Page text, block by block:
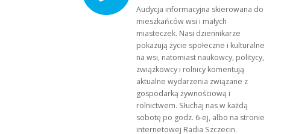
Audycja informacyjna skierowana do
mieszkańców wsi i małych
miasteczek. Nasi dziennikarze
pokazują życie społeczne i kulturalne
na wsi, natomiast naukowcy, politycy,
związkowcy i rolnicy komentują
aktualne wydarzenia związane z
gospodarką żywnościową i
rolnictwem. Słuchaj nas w każdą
sobotę po godz. 6-ej, albo na stronie
internetowej Radia Szczecin.